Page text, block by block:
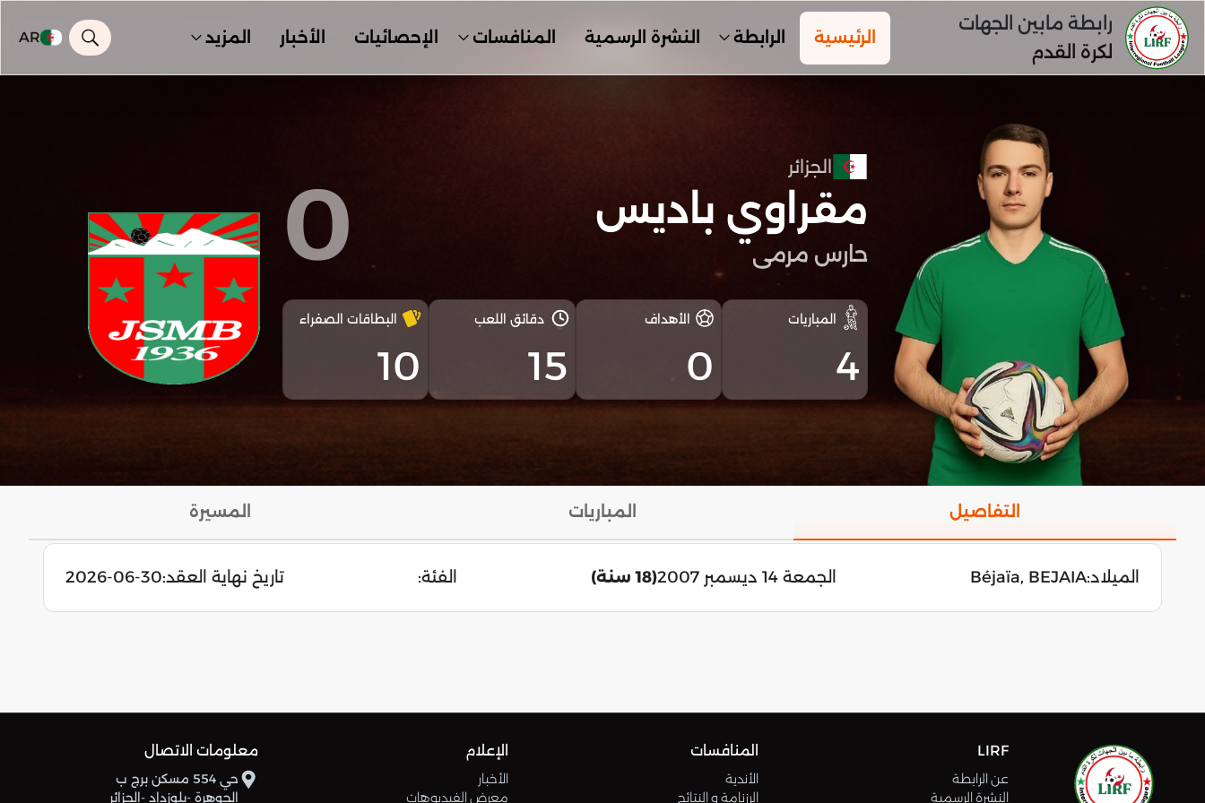
رابطة مابين الجهات
لكرة القدم
الرئيسية الرابطة النشرة الرسمية المنافسات الإحصائيات الأخبار المزيد AR
الجزائر
مقراوي باديس
حارس مرمى
المباريات
4
الأهداف
0
دقائق اللعب
15
البطاقات الصفراء
10
0
التفاصيل المباريات المسيرة
الميلاد:Béjaïa, BEJAIA الجمعة 14 ديسمبر 2007 (18 سنة) الفئة: تاريخ نهاية العقد:2026-06-30
LIRF
عن الرابطة
النشرة الرسمية
المنافسات
الأندية
الرزنامة و النتائج
الإعلام
الأخبار
معرض الفيديوهات
معلومات الاتصال
حي 554 مسكن برج ب
الجوهرة -بلوزداد -الجزائر